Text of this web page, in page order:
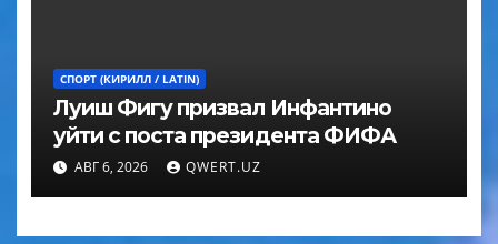
СПОРТ (КИРИЛЛ / LATIN)
Луиш Фигу призвал Инфантино
уйти с поста президента ФИФА
АВГ 6, 2026 QWERT.UZ